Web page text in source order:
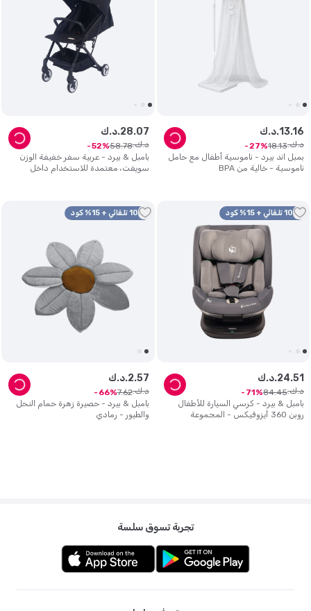
بمبل اند بيرد - ناموسية أطفال مع حامل
ناموسية - خالية من BPA
د.ك.13.16
د.ك. 18.13
27
بامبل & بيرد - عربية سفر خفيفة الوزن
سويفت، معتمدة للاستخدام داخل
د.ك.28.07
د.ك. 58.78
52
10% تلقائي + 15% كود
بامبل & بيرد - كرسي السيارة للأطفال
روبن 360 آيزوفيكس - المجموعة
د.ك.24.51
د.ك. 84.45
71
10% تلقائي + 15% كود
بامبل & بيرد - حصيرة زهرة حمام النحل
والطيور - رمادي
د.ك.2.57
د.ك. 7.62
66
تجربة تسوق سلسة